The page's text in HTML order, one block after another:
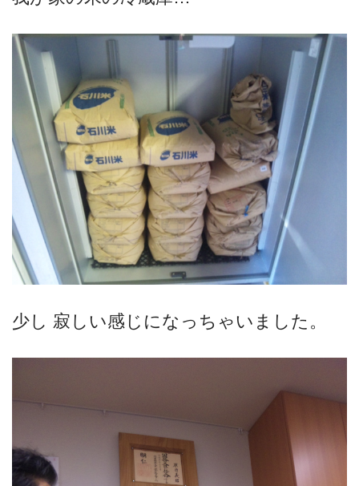
少し 寂しい感じになっちゃいました。